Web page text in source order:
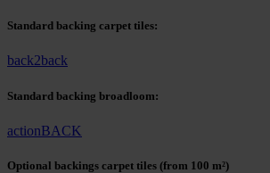
Standard backing carpet tiles:
back2back
Standard backing broadloom:
actionBACK
Optional backings carpet tiles (from 100 m²)